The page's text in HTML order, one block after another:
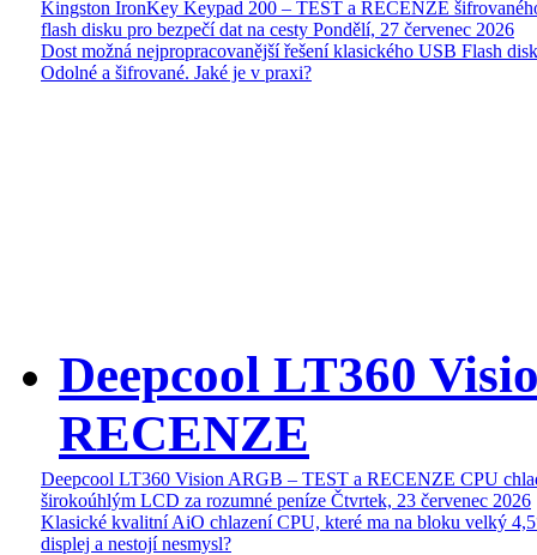
Kingston IronKey Keypad 200 – TEST a RECENZE
flash disku pro bezpečí dat na cesty Pondělí, 27 červenec 2026
Dost možná nejpropracovanější řešení klasického USB Flash
Odolné a šifrované. Jaké je v praxi?
Deepcool LT360
RECENZE
Deepcool LT360 Vision ARGB – TEST a RECENZE CPU
širokoúhlým LCD za rozumné peníze Čtvrtek, 23 červenec 2026
Klasické kvalitní AiO chlazení CPU, které ma na bloku velký
displej a nestojí nesmysl?